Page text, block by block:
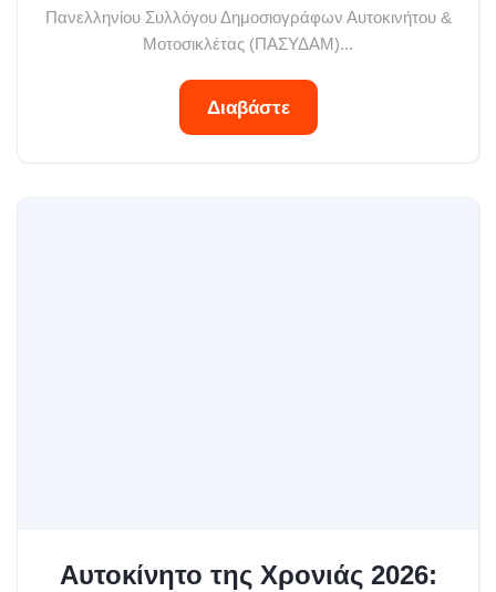
Πανελληνίου Συλλόγου Δημοσιογράφων Αυτοκινήτου &
Μοτοσικλέτας (ΠΑΣΥΔΑΜ)...
Διαβάστε
Αυτοκίνητο της Χρονιάς 2026: